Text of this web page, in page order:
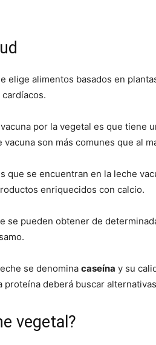
elige alimentos basados en
por la vegetal es que tiene
son más comunes que al
que se encuentran en la leche
enriquecidos con calcio.
se pueden obtener de
se denomina caseína y su
proteína deberá buscar
vegetal?